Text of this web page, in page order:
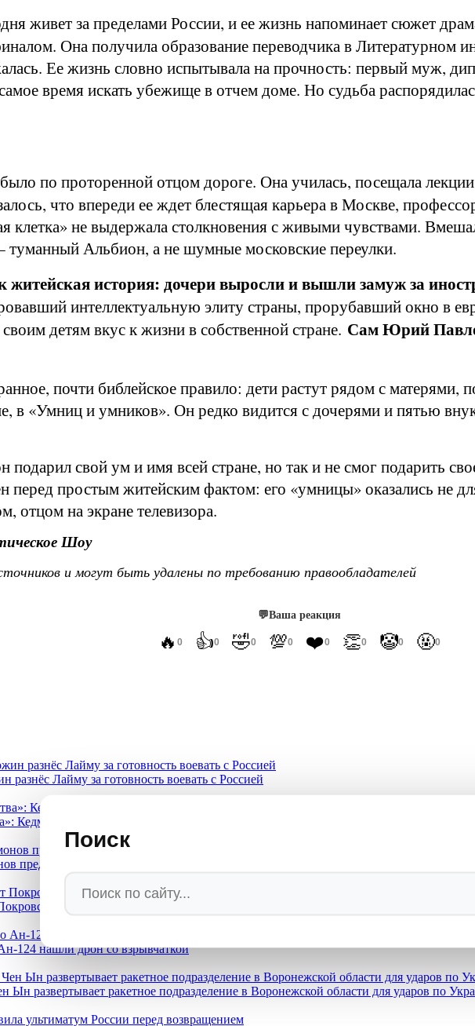
Поиск
живет за пределами России, и ее жизнь напоминает сюжет
Она получила образование переводчика в Литературном
Ее жизнь словно испытывала на прочность: первый муж,
время искать убежище в отчем доме. Но судьба
по проторенной отцом дороге. Она училась, посещала
что впереди ее ждет блестящая карьера в Москве,
клетка» не выдержала столкновения с живыми чувствами.
туманный Альбион, а не шумные московские переулки.
житейская история: дочери выросли и вышли замуж за
интеллектуальную элиту страны, прорубавший окно в
детям вкус к жизни в собственной стране. Сам Юрий
почти библейское правило: дети растут рядом с
в «Умниц и умников». Он редко видится с дочерями и пятью
свой ум и имя всей стране, но так и не смог подарить
перед простым житейским фактом: его «умницы» оказались не
отцом на экране телевизора.
Шоу
и могут быть удалены по требованию правообладателей
💬Ваша реакция
🔥 0 👍0 🤣0 💯0 ❤️0 👏0 🤡0 🤬0
разнёс Лайму за готовность воевать с Россией
Кедми вскрыл кровавую суть поддержки Украины
предрёк киевской хунте виселицу и назвал дату и место гибели режима
приехал в Киев «свидетельствовать»
124 нашли дрон со взрывчаткой
развертывает ракетное подразделение в Воронежской области для ударов по